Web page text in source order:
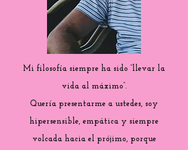
Mi filosofía siempre ha sido “llevar la
vida al máximo”.
Quería presentarme a ustedes, soy
hipersensible, empática y siempre
volcada hacia el prójimo, porque